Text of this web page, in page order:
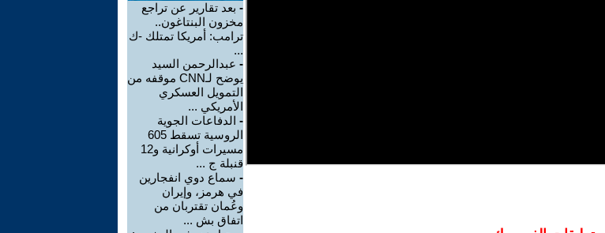
- بعد تقارير عن تراجع
مخزون البنتاغون..
ترامب: أمريكا تمتلك -ك
...
- عبدالرحمن السيد
يوضح لـCNN موقفه من
التمويل العسكري
الأمريكي ...
- الدفاعات الجوية
الروسية تسقط 605
مسيرات أوكرانية و12
قنبلة ج ...
- سماع دوي انفجارين
في هرمز، وإيران
وعُمان تقتربان من
اتفاق بش ...